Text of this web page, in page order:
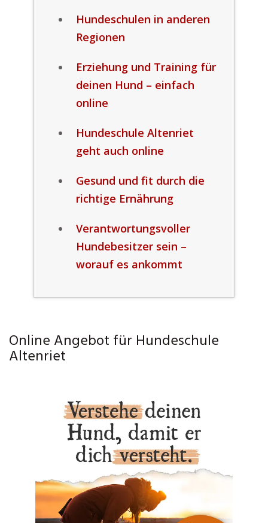
Hundeschulen in anderen
Regionen
Erziehung und Training für
deinen Hund – einfach
online
Hundeschule Altenriet
geht auch online
Gesund und fit durch die
richtige Ernährung
Verantwortungsvoller
Hundebesitzer sein –
worauf es ankommt
Online Angebot für Hundeschule
Altenriet